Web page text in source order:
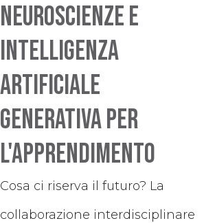
Neuroscienze e
intelligenza
artificiale
generativa per
l'apprendimento
Cosa ci riserva il futuro? La
collaborazione interdisciplinare